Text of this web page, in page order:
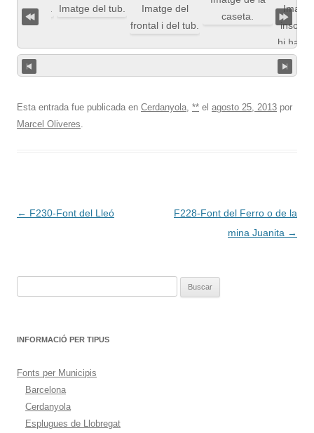
Esta entrada fue publicada en Cerdanyola, ** el agosto 25, 2013 por
Marcel Oliveres.
Navegación
← F230-Font del Lleó
F228-Font del Ferro o de la
mina Juanita →
INFORMACIÓ PER TIPUS
Fonts per Municipis
Barcelona
Cerdanyola
Esplugues de Llobregat